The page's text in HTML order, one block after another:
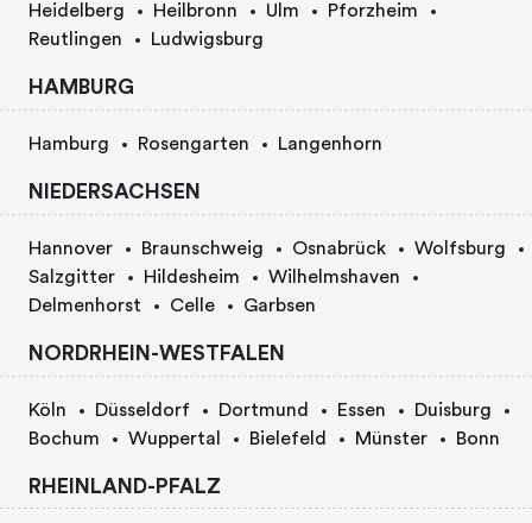
Heidelberg
Heilbronn Ulm
Pforzheim
Reutlingen
Ludwigsburg
HAMBURG
Hamburg Rosengarten Langenhorn
NIEDERSACHSEN
Hannover Braunschweig Osnabrück
Wolfsburg
Salzgitter
Hildesheim
Wilhelmshaven
Delmenhorst
Celle Garbsen
NORDRHEIN-WESTFALEN
Köln Düsseldorf Dortmund Essen
Duisburg
Bochum
Wuppertal Bielefeld Münster Bonn
RHEINLAND-PFALZ